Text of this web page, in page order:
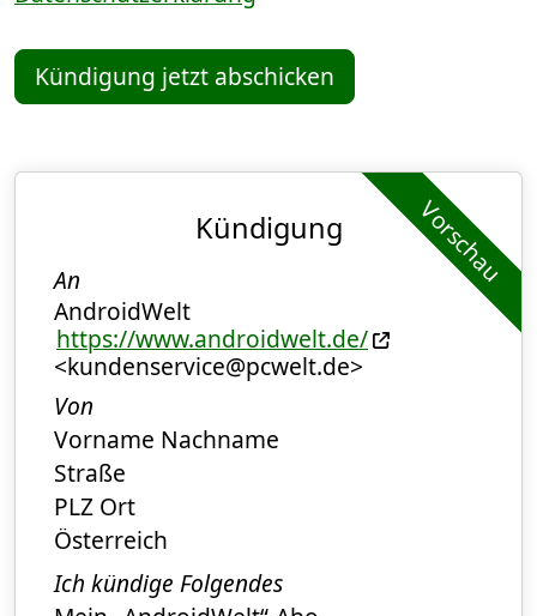
Kündigung jetzt abschicken
Vorschau
Kündigung
An
AndroidWelt
https://www.androidwelt.de/
<kundenservice@pcwelt.de>
Von
Vorname Nachname
Straße
PLZ Ort
Österreich
Ich kündige Folgendes